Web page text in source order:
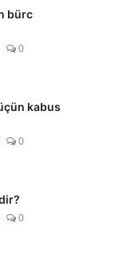
bürc
0
kabus
0
0